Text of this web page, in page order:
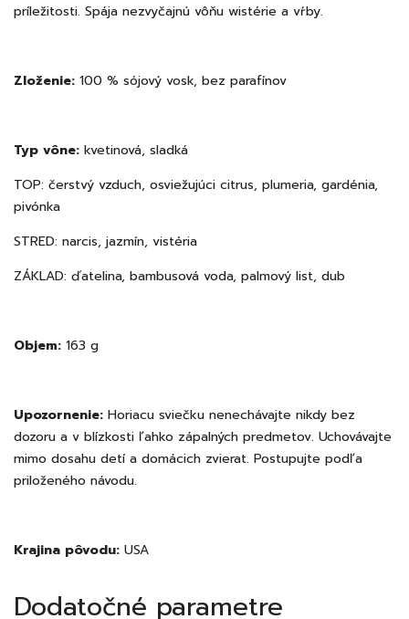
príležitosti. Spája nezvyčajnú vôňu wistérie a vŕby.
Zloženie: 100 % sójový vosk, bez parafínov
Typ vône: kvetinová, sladká
TOP: čerstvý vzduch, osviežujúci citrus, plumeria, gardénia,
pivónka
STRED: narcis, jazmín, vistéria
ZÁKLAD: ďatelina, bambusová voda, palmový list, dub
Objem: 163 g
Upozornenie: Horiacu sviečku nenechávajte nikdy bez
dozoru a v blízkosti ľahko zápalných predmetov. Uchovávajte
mimo dosahu detí a domácich zvierat. Postupujte podľa
priloženého návodu.
Krajina pôvodu: USA
Dodatočné parametre